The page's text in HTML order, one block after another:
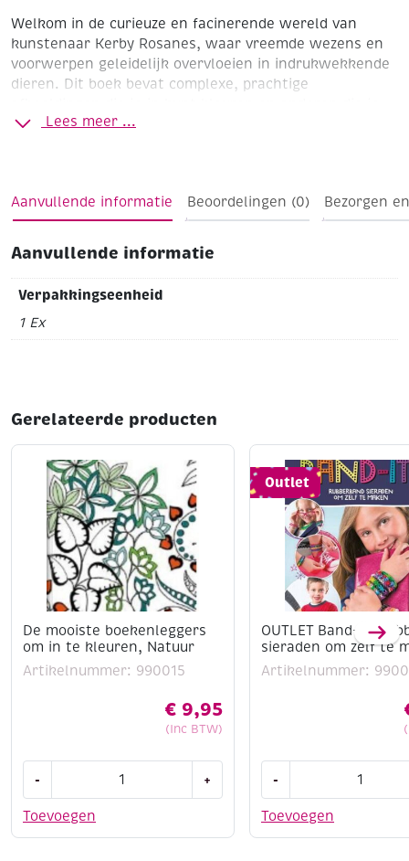
Welkom in de curieuze en facinerende wereld van
kunstenaar Kerby Rosanes, waar vreemde wezens en
voorwerpen geleidelijk overvloeien in indrukwekkende
dieren. Dit boek bevat complexe, prachtige
nog zelf af kunt maken. Daarnaast is het een bijzonder
Lees meer ...
Aanvullende informatie Beoordelingen (0) Bezorgen
Aanvullende informatie
Verpakkingseenheid
1 Ex
Gerelateerde producten
De mooiste boekenleggers
om in te kleuren, Natuur
Artikelnummer: 990015
€ 9,95
(Inc BTW)
Toevoegen
-
boekenleggers
+
Outlet
OUTLET Band-it.
sieraden om zelf te
Artikelnummer:
Toevoegen
-
it.